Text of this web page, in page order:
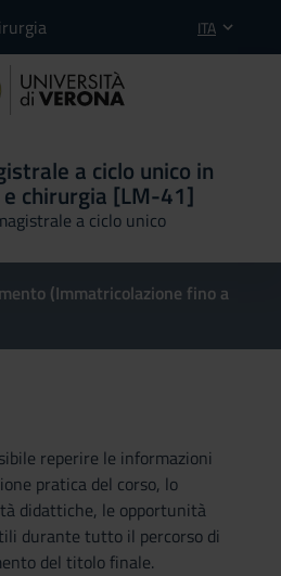
ITA
a ciclo unico in
chirurgia [LM-41]
a ciclo unico
(Immatricolazione fino a
reperire le informazioni
pratica del corso, lo
didattiche, le opportunità
durante tutto il percorso di
del titolo finale.